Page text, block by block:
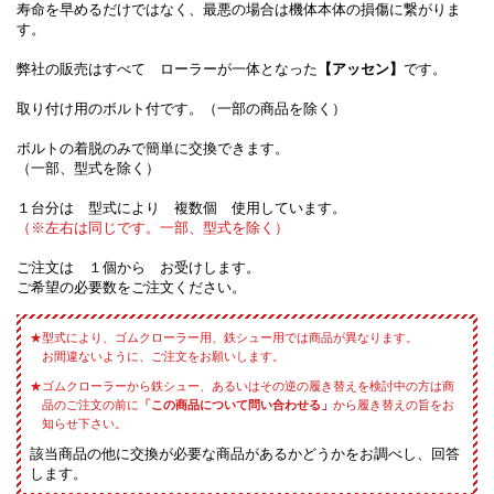
寿命を早めるだけではなく、最悪の場合は機体本体の損傷に繋がりま
す。
弊社の販売はすべて ローラーが一体となった 【アッセン】 です。
取り付け用のボルト付です。（一部の商品を除く）
ボルトの着脱のみで簡単に交換できます。
（一部、型式を除く）
１台分は 型式により 複数個 使用しています。
（※左右は同じです。一部、型式を除く）
ご注文は １個から お受けします。
ご希望の必要数をご注文ください。
型式により、ゴムクローラー用、鉄シュー用では商品が異なります。
お間違ないように、ご注文をお願いします。
ゴムクローラーから鉄シュー、あるいはその逆の履き替えを検討中の方は商
品のご注文の前に 「この商品について問い合わせる」から履き替えの旨をお
知らせ下さい。
該当商品の他に交換が必要な商品があるかどうかをお調べし、回答
します。